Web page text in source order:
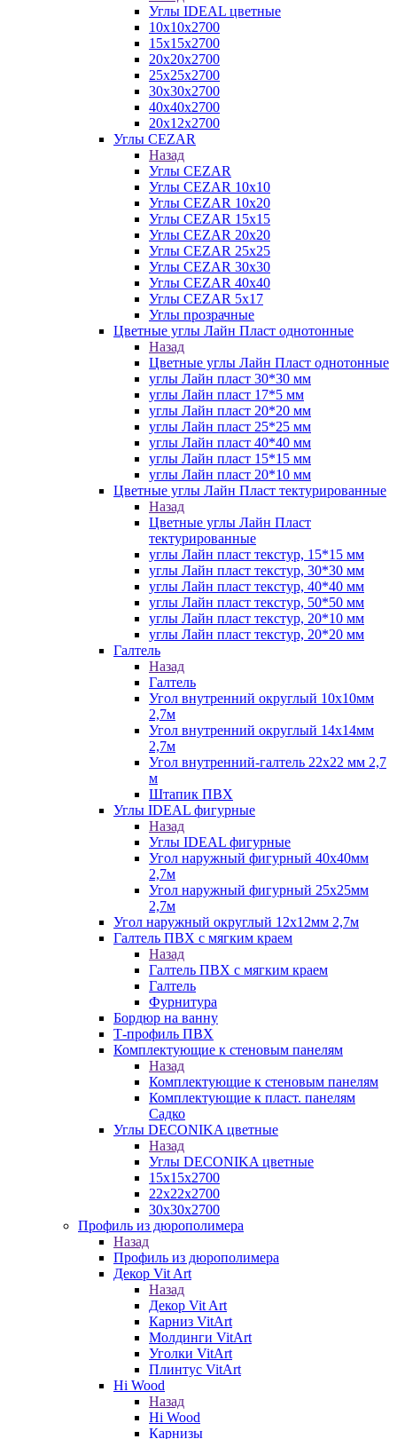
Углы IDEAL цветные
10х10х2700
15х15х2700
20х20х2700
25х25х2700
30х30х2700
40х40х2700
20х12х2700
Углы CEZAR
Назад
Углы CEZAR
Углы CEZAR 10х10
Углы CEZAR 10х20
Углы CEZAR 15х15
Углы CEZAR 20х20
Углы CEZAR 25х25
Углы CEZAR 30х30
Углы CEZAR 40х40
Углы CEZAR 5х17
Углы прозрачные
Цветные углы Лайн Пласт однотонные
Назад
Цветные углы Лайн Пласт однотонные
углы Лайн пласт 30*30 мм
углы Лайн пласт 17*5 мм
углы Лайн пласт 20*20 мм
углы Лайн пласт 25*25 мм
углы Лайн пласт 40*40 мм
углы Лайн пласт 15*15 мм
углы Лайн пласт 20*10 мм
Цветные углы Лайн Пласт тектурированные
Назад
Цветные углы Лайн Пласт
тектурированные
углы Лайн пласт текстур, 15*15 мм
углы Лайн пласт текстур, 30*30 мм
углы Лайн пласт текстур, 40*40 мм
углы Лайн пласт текстур, 50*50 мм
углы Лайн пласт текстур, 20*10 мм
углы Лайн пласт текстур, 20*20 мм
Галтель
Назад
Галтель
Угол внутренний округлый 10х10мм
2,7м
Угол внутренний округлый 14х14мм
2,7м
Угол внутренний-галтель 22х22 мм 2,7
м
Штапик ПВХ
Углы IDEAL фигурные
Назад
Углы IDEAL фигурные
Угол наружный фигурный 40х40мм
2,7м
Угол наружный фигурный 25х25мм
2,7м
Угол наружный округлый 12х12мм 2,7м
Галтель ПВХ с мягким краем
Назад
Галтель ПВХ с мягким краем
Галтель
Фурнитура
Бордюр на ванну
Т-профиль ПВХ
Комплектующие к стеновым панелям
Назад
Комплектующие к стеновым панелям
Комплектующие к пласт. панелям
Садко
Углы DECONIKA цветные
Назад
Углы DECONIKA цветные
15х15х2700
22х22х2700
30х30х2700
Профиль из дюрополимера
Назад
Профиль из дюрополимера
Декор Vit Art
Назад
Декор Vit Art
Карниз VitArt
Молдинги VitArt
Уголки VitArt
Плинтус VitArt
Hi Wood
Назад
Hi Wood
Карнизы